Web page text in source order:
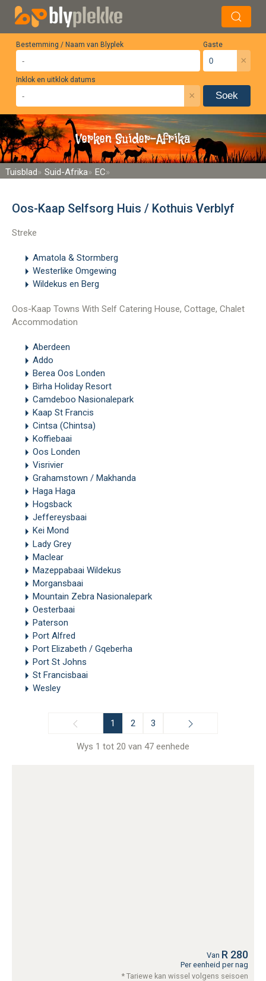
Bestemming / Naam van Blyplek Gaste
×
Inklok en uitklok datums
× Soek
Verken Suider-Afrika
Tuisblad Suid-Afrika EC
Oos-Kaap Selfsorg Huis / Kothuis Verblyf
Streke
Amatola & Stormberg
Westerlike Omgewing
Wildekus en Berg
Oos-Kaap Towns With Self Catering House, Cottage, Chalet
Accommodation
Aberdeen
Addo
Berea Oos Londen
Birha Holiday Resort
Camdeboo Nasionalepark
Kaap St Francis
Cintsa (Chintsa)
Koffiebaai
Oos Londen
Visrivier
Grahamstown / Makhanda
Haga Haga
Hogsback
Jeffereysbaai
Kei Mond
Lady Grey
Maclear
Mazeppabaai Wildekus
Morgansbaai
Mountain Zebra Nasionalepark
Oesterbaai
Paterson
Port Alfred
Port Elizabeth / Gqeberha
Port St Johns
St Francisbaai
Wesley
1 2 3
Wys 1 tot 20 van 47 eenhede
Van R 280
Per eenheid per nag
* Tariewe kan wissel volgens seisoen